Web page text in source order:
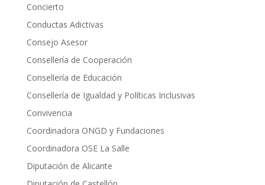
Concierto
Conductas Adictivas
Consejo Asesor
Consellería de Cooperación
Consellería de Educación
Consellería de Igualdad y Políticas Inclusivas
Convivencia
Coordinadora ONGD y Fundaciones
Coordinadora OSE La Salle
Diputación de Alicante